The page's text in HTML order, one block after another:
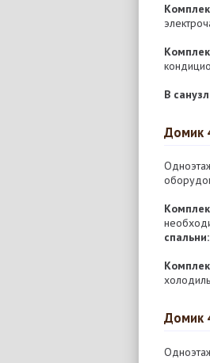
В
Домик
спальни:
Домик